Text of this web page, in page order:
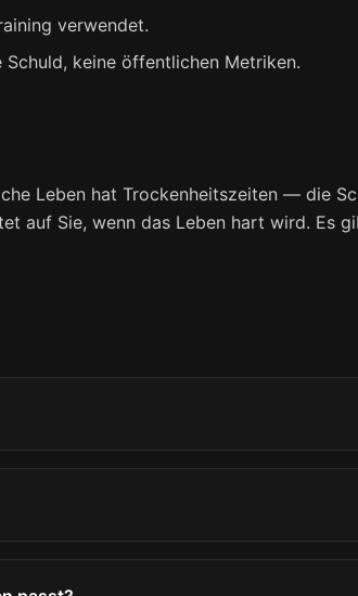
verwendet.
keine öffentlichen Metriken.
Leben hat Trockenheitszeiten — die
auf Sie, wenn das Leben hart wird. Es